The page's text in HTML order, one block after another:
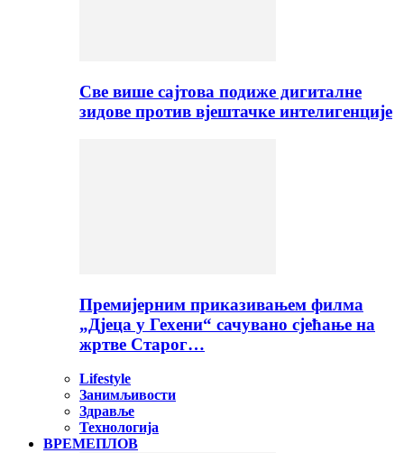
Све више сајтова подиже дигиталне
зидове против вјештачке интелигенције
Премијерним приказивањем филма
„Дјеца у Гехени“ сачувано сјећање на
жртве Старог…
Lifestyle
Занимљивости
Здравље
Технологија
ВРЕМЕПЛОВ